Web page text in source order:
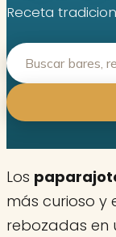
Rutas
Contacto
Receta
Los
más curioso y
rebozadas en